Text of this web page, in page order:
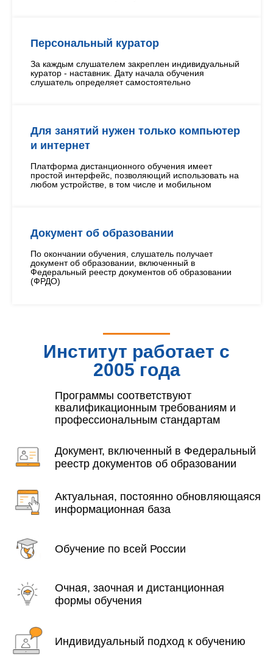
Персональный куратор
За каждым слушателем закреплен индивидуальный
куратор - наставник. Дату начала обучения
слушатель определяет самостоятельно
Для занятий нужен только компьютер
и интернет
Платформа дистанционного обучения имеет
простой интерфейс, позволяющий использовать на
любом устройстве, в том числе и мобильном
Документ об образовании
По окончании обучения, слушатель получает
документ об образовании, включенный в
Федеральный реестр документов об образовании
(ФРДО)
Институт работает с
2005 года
Программы соответствуют
квалификационным требованиям и
профессиональным стандартам
Документ, включенный в Федеральный
реестр документов об образовании
Актуальная, постоянно обновляющаяся
информационная база
Обучение по всей России
Очная, заочная и дистанционная
формы обучения
Индивидуальный подход к обучению